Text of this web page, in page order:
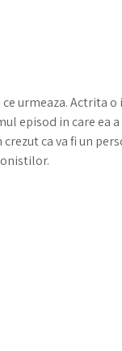
urmeaza. Actrita
episod in care ea a
ca va fi un